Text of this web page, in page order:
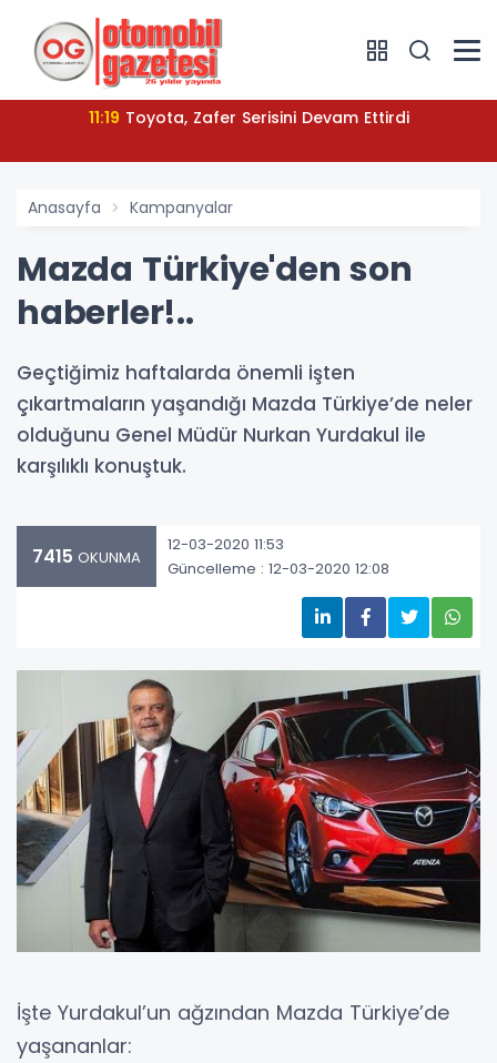
11:19 Toyota, Zafer Serisini Devam Ettirdi
Anasayfa Kampanyalar
Mazda Türkiye'den son
haberler!..
Geçtiğimiz haftalarda önemli işten
çıkartmaların yaşandığı Mazda Türkiye’de neler
olduğunu Genel Müdür Nurkan Yurdakul ile
karşılıklı konuştuk.
7415 OKUNMA
12-03-2020 11:53
Güncelleme : 12-03-2020 12:08
İşte Yurdakul’un ağzından Mazda Türkiye’de
yaşananlar: